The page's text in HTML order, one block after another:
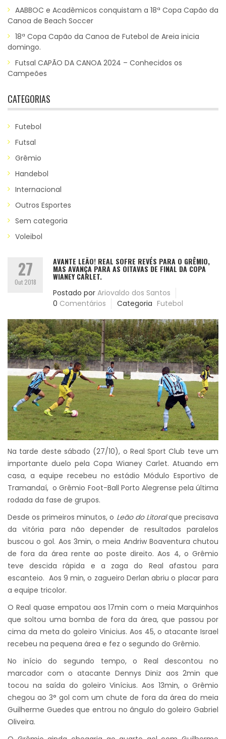
AABBOC e Acadêmicos conquistam a 18ª Copa Capão da
Canoa de Beach Soccer
18ª Copa Capão da Canoa de Futebol de Areia inicia
domingo.
Futsal CAPÃO DA CANOA 2024 – Conhecidos os
Campeões
CATEGORIAS
Futebol
Futsal
Grêmio
Handebol
Internacional
Outros Esportes
Sem categoria
Voleibol
27
Out 2018
AVANTE LEÃO! REAL SOFRE REVÉS PARA O GRÊMIO,
MAS AVANÇA PARA AS OITAVAS DE FINAL DA COPA
WIANEY CARLET.
Postado por Ariovaldo dos Santos
0 Comentários Categoria Futebol
Na tarde deste sábado (27/10), o Real Sport Club teve um
importante duelo pela Copa Wianey Carlet. Atuando em
casa, a equipe recebeu no estádio Módulo Esportivo de
Tramandaí, o Grêmio Foot-Ball Porto Alegrense pela última
rodada da fase de grupos.
Desde os primeiros minutos, o Leão do Litoralque precisava
da vitória para não depender de resultados paralelos
buscou o gol. Aos 3min, o meia Andriw Boaventura chutou
de fora da área rente ao poste direito. Aos 4, o Grêmio
teve descida rápida e a zaga do Real afastou para
escanteio. Aos 9 min, o zagueiro Derlan abriu o placar para
a equipe tricolor.
O Real quase empatou aos 17min com o meia Marquinhos
que soltou uma bomba de fora da área, que passou por
cima da meta do goleiro Vinicius. Aos 45, o atacante Israel
recebeu na pequena área e fez o segundo do Grêmio.
No início do segundo tempo, o Real descontou no
marcador com o atacante Dennys Diniz aos 2min que
tocou na saída do goleiro Vinícius. Aos 13min, o Grêmio
chegou ao 3° gol com um chute de fora da área do meia
Guilherme Guedes que entrou no ângulo do goleiro Gabriel
Oliveira.